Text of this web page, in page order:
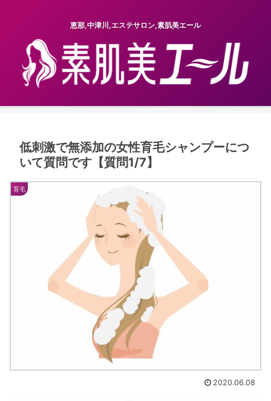
恵那,中津川,エステサロン,素肌美エール
低刺激で無添加の女性育毛シャンプーにつ
いて質問です【質問1/7】
育毛
2020.06.08